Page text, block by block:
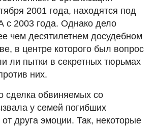
2001 года, находятся под
с 2003 года. Однако дело
чем десятилетнем досудебном
в центре которого был вопрос
ли пытки в секретных тюрьмах
них.
сделка обвиняемых со
у семей погибших
друга эмоции. Так, некоторые